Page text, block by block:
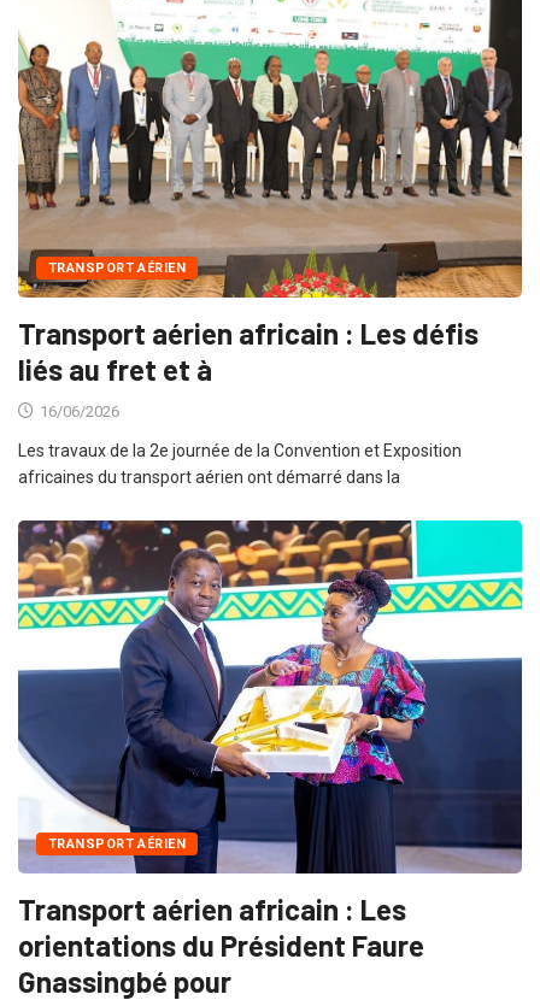
TRANSPORT AÉRIEN
Transport aérien africain : Les défis
liés au fret et à
16/06/2026
Les travaux de la 2e journée de la Convention et Exposition
africaines du transport aérien ont démarré dans la
TRANSPORT AÉRIEN
Transport aérien africain : Les
orientations du Président Faure
Gnassingbé pour